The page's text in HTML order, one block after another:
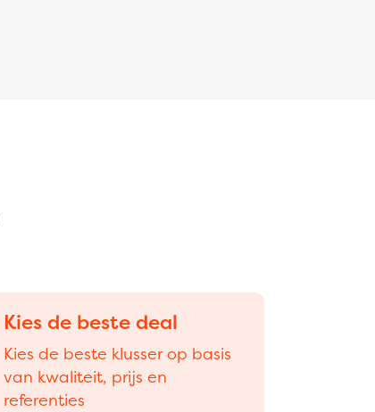
Kies de beste deal
Kies de beste klusser op basis
van kwaliteit, prijs en
referenties